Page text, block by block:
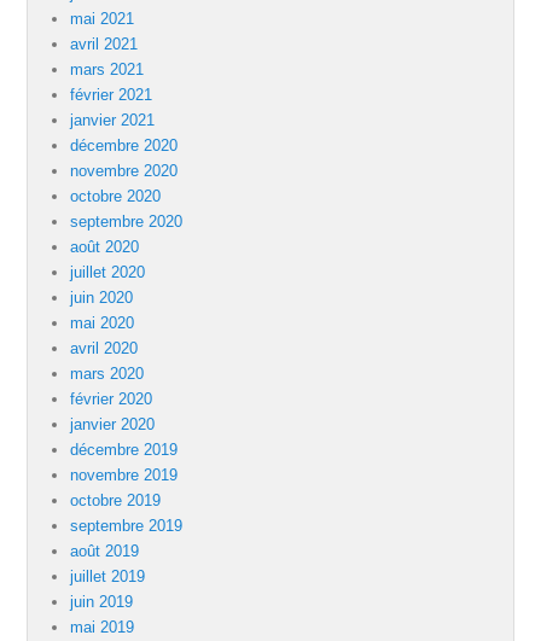
mai 2021
avril 2021
mars 2021
février 2021
janvier 2021
décembre 2020
novembre 2020
octobre 2020
septembre 2020
août 2020
juillet 2020
juin 2020
mai 2020
avril 2020
mars 2020
février 2020
janvier 2020
décembre 2019
novembre 2019
octobre 2019
septembre 2019
août 2019
juillet 2019
juin 2019
mai 2019